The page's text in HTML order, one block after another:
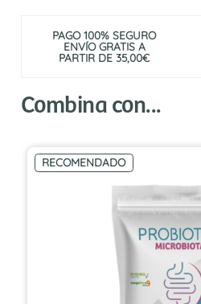
PAGO 100% SEGURO
ENVÍO GRATIS A
PARTIR DE 35,00€
Combina con...
RECOMENDADO